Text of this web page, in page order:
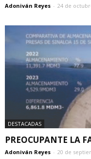
Adoniván Reyes - 24 de
DESTACADAS
PREOCUPANTE LA
Adoniván Reyes - 20 de